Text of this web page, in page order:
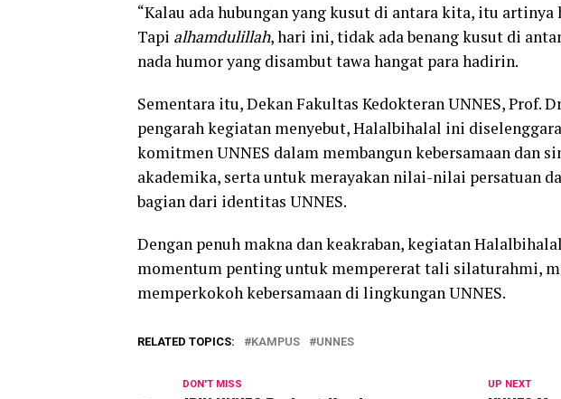
“Kalau ada hubungan yang kusut di antara kita, itu
Tapi alhamdulillah, hari ini, tidak ada benang kusut di
nada humor yang disambut tawa hangat para hadirin.
Sementara itu, Dekan Fakultas Kedokteran UNNES, Prof.
pengarah kegiatan menyebut, Halalbihalal ini
komitmen UNNES dalam membangun kebersamaan dan
akademika, serta untuk merayakan nilai-nilai persatuan
bagian dari identitas UNNES.
Dengan penuh makna dan keakraban, kegiatan
momentum penting untuk mempererat tali silaturahmi,
memperkokoh kebersamaan di lingkungan UNNES.
RELATED TOPICS: KAMPUS UNNES
UP NEXT
DON'T MISS